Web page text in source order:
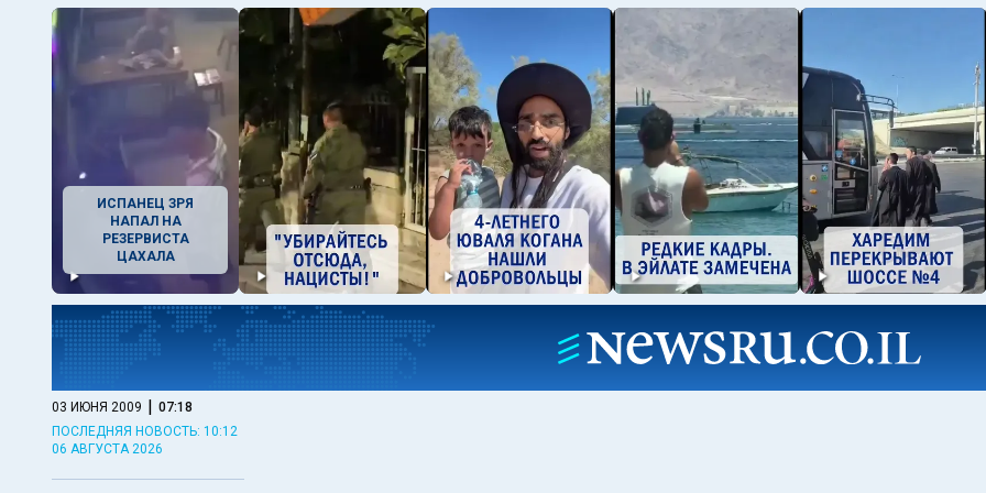
ИСПАНЕЦ ЗРЯ
НАПАЛ НА
РЕЗЕРВИСТА
ЦАХАЛА
03 ИЮНЯ 2009 | 07:18
ПОСЛЕДНЯЯ НОВОСТЬ: 10:12
06 АВГУСТА 2026